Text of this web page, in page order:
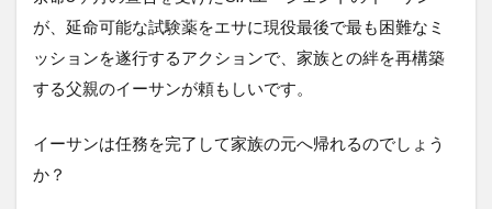
が、延命可能な試験薬をエサに現役最後で最も困難なミ
ッションを遂行するアクションで、家族との絆を再構築
する父親のイーサンが頼もしいです。
イーサンは任務を完了して家族の元へ帰れるのでしょう
か？